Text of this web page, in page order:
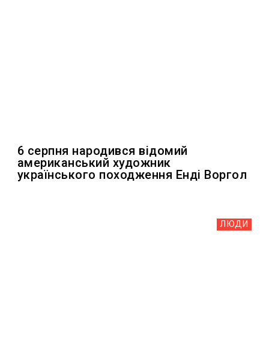
6 серпня народився відомий
американський художник
українського походження Енді Воргол
ЛЮДИ